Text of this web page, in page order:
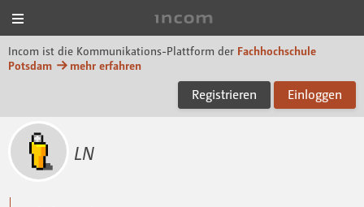
Incom ist die Kommunikations-Plattform der Fachhochschule
Potsdam
mehr erfahren
Registrieren Einloggen
LN